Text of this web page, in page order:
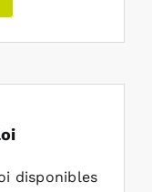
disponibles